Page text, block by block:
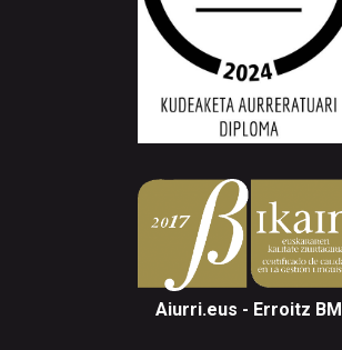
Aiurri.eus - Erroitz BM